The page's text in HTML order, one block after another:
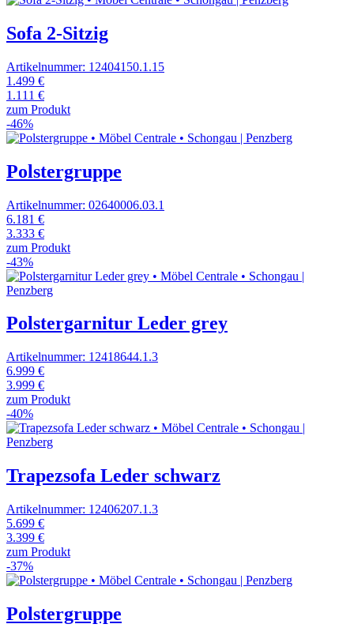
Sofa 2-Sitzig
Artikelnummer: 12404150.1.15
1.499 €
1.111 €
zum Produkt
-46%
Polstergruppe
Artikelnummer: 02640006.03.1
6.181 €
3.333 €
zum Produkt
-43%
Polstergarnitur Leder grey
Artikelnummer: 12418644.1.3
6.999 €
3.999 €
zum Produkt
-40%
Trapezsofa Leder schwarz
Artikelnummer: 12406207.1.3
5.699 €
3.399 €
zum Produkt
-37%
Polstergruppe